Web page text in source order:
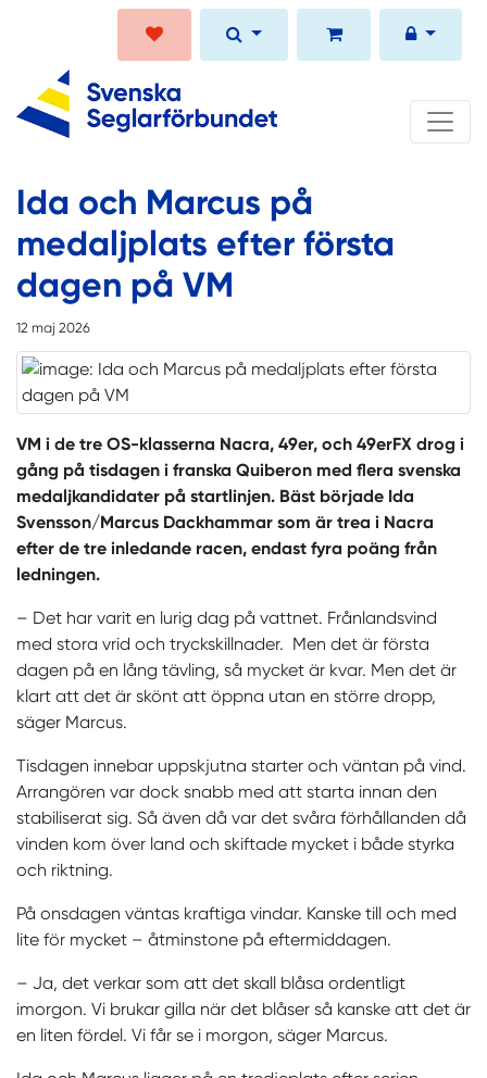
Ida och Marcus på
medaljplats efter första
dagen på VM
12 maj 2026
VM i de tre OS-klasserna Nacra, 49er, och 49erFX drog i
gång på tisdagen i franska Quiberon med flera svenska
medaljkandidater på startlinjen. Bäst började Ida
Svensson/Marcus Dackhammar som är trea i Nacra
efter de tre inledande racen, endast fyra poäng från
ledningen.
– Det har varit en lurig dag på vattnet. Frånlandsvind
med stora vrid och tryckskillnader. Men det är första
dagen på en lång tävling, så mycket är kvar. Men det är
klart att det är skönt att öppna utan en större dropp,
säger Marcus.
Tisdagen innebar uppskjutna starter och väntan på vind.
Arrangören var dock snabb med att starta innan den
stabiliserat sig. Så även då var det svåra förhållanden då
vinden kom över land och skiftade mycket i både styrka
och riktning.
På onsdagen väntas kraftiga vindar. Kanske till och med
lite för mycket – åtminstone på eftermiddagen.
– Ja, det verkar som att det skall blåsa ordentligt
imorgon. Vi brukar gilla när det blåser så kanske att det är
en liten fördel. Vi får se i morgon, säger Marcus.